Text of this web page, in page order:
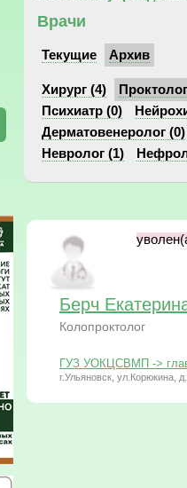
Врачи
Текущие Архив
Хирург (4)
Психиатр (0)
Дерматовенеролог (0)
Невролог (1)
Берч
Колопроктолог
ГУЗ УОКЦСВМП ->
г.Ульяновск, ул.Корюкина,